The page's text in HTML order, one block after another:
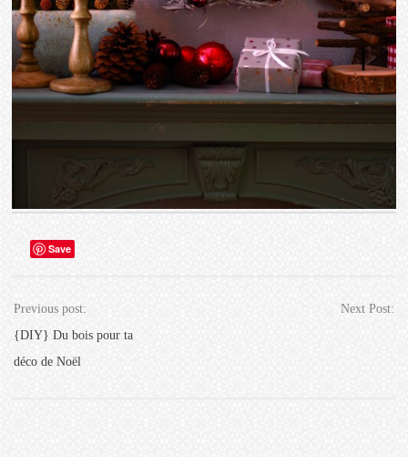
Save
Previous post:
{DIY} Du bois pour ta
déco de Noël
Next Post: